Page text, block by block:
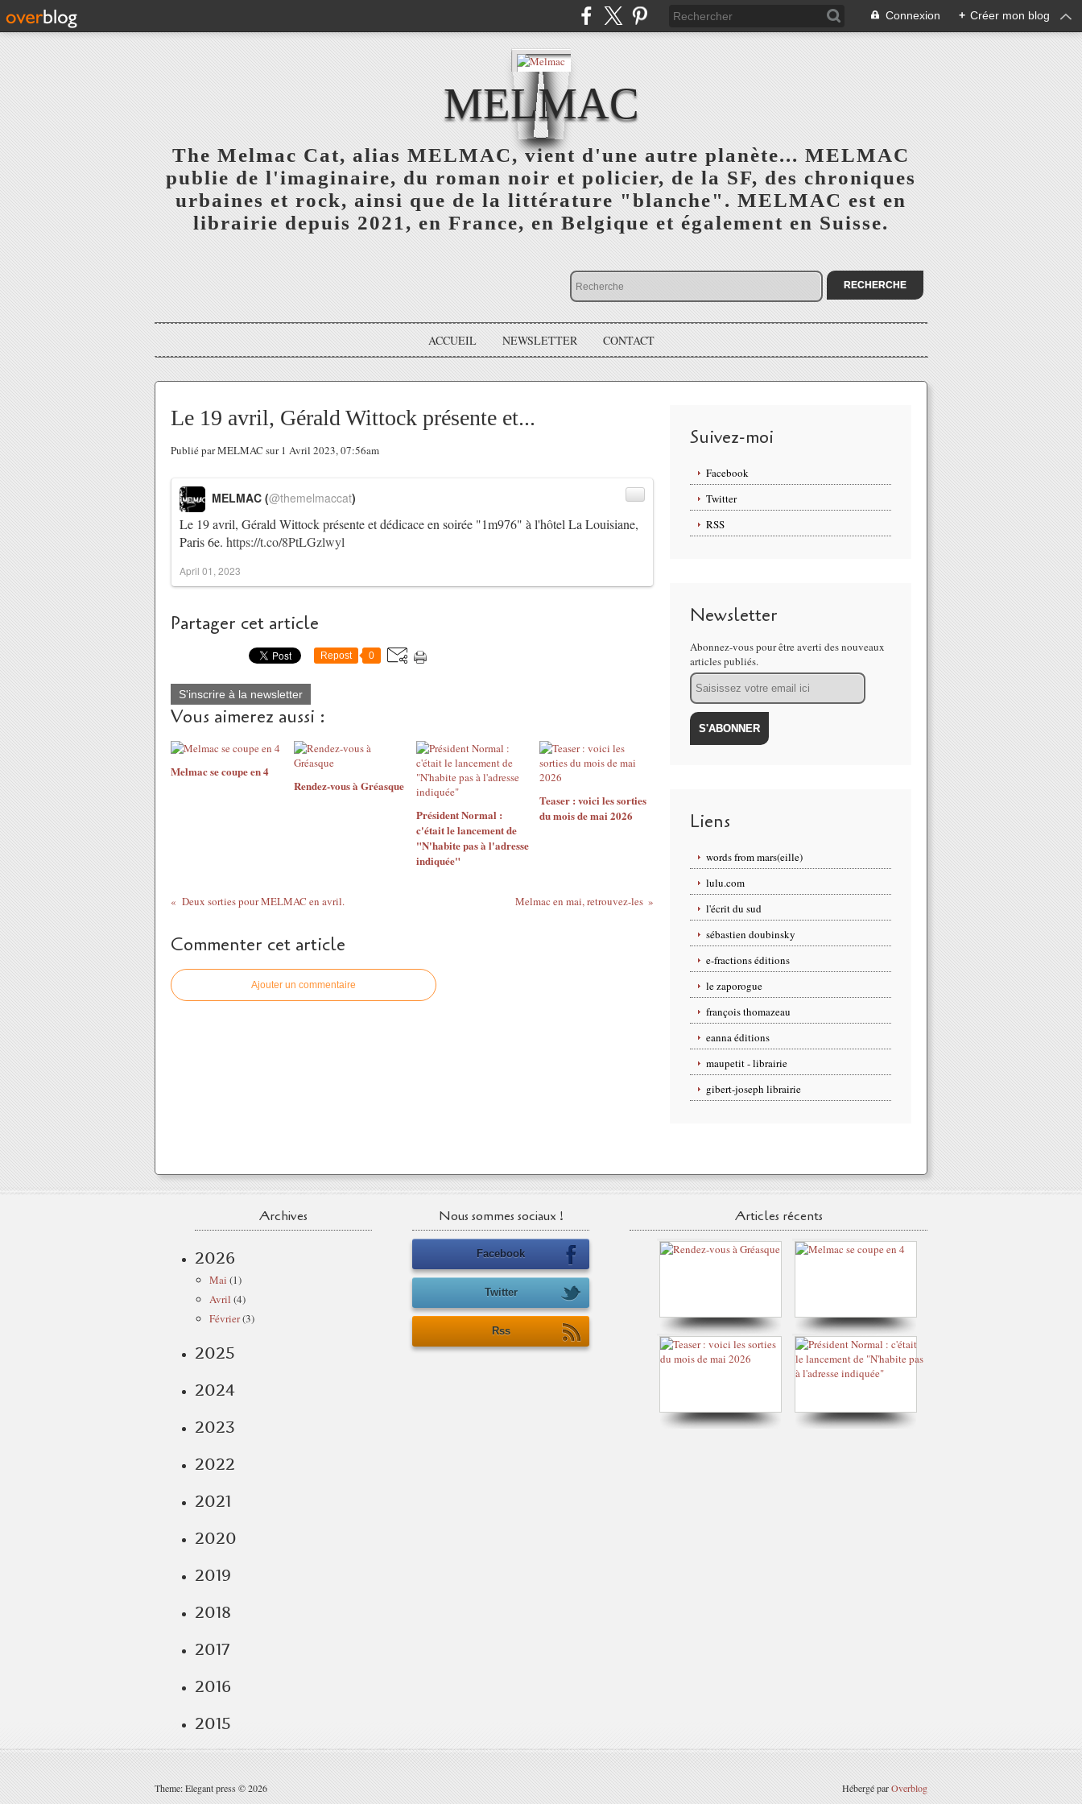
Connexion + Créer mon blog
MELMAC
The Melmac Cat, alias MELMAC, vient d'une autre planète... MELMAC
publie de l'imaginaire, du roman noir et policier, de la SF, des chroniques
urbaines et rock, ainsi que de la littérature "blanche". MELMAC est en
librairie depuis 2021, en France, en Belgique et également en Suisse.
ACCUEIL NEWSLETTER CONTACT
Le 19 avril, Gérald Wittock présente et...
Publié par MELMAC sur 1 Avril 2023, 07:56am
Le 19 avril, Gérald Wittock présente et dédicace en soirée "1m976" à l'hôtel La Louisiane,
Paris 6e. https://t.co/8PtLGzlwyl
MELMAC (@themelmaccat)
April 01, 2023
Partager cet article
Repost 0
S'inscrire à la newsletter
Vous aimerez aussi :
Melmac se coupe en 4
Rendez-vous à Gréasque
Président Normal :
c'était le lancement de
"N'habite pas à l'adresse
indiquée"
Teaser : voici les sorties
du mois de mai 2026
Deux sorties pour MELMAC en avril. Melmac en mai, retrouvez-les
Commenter cet article
Ajouter un commentaire
Suivez-moi
Facebook
Twitter
RSS
Newsletter
Abonnez-vous pour être averti des nouveaux
articles publiés.
Email
Liens
words from mars(eille)
lulu.com
l'écrit du sud
sébastien doubinsky
e-fractions éditions
le zaporogue
françois thomazeau
eanna éditions
maupetit - librairie
gibert-joseph librairie
Archives
2026
Mai (1)
Avril (4)
Février(3)
2025
2024
2023
2022
2021
2020
2019
2018
2017
2016
2015
Nous sommes sociaux !
Facebook
Twitter
Rss
Articles récents
Theme: Elegant press © 2026 Hébergé parOverblog